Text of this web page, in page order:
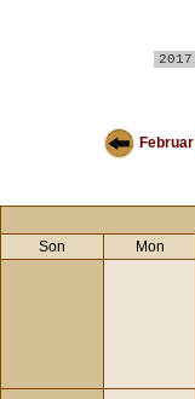
Februar
Son Mon